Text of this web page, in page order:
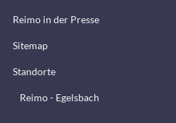
Reimo in der Presse
Sitemap
Standorte
Reimo - Egelsbach